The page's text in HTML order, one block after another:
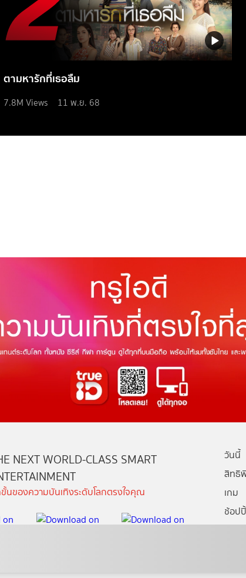
ตามหารักที่เธอลืม
7.8M Views 11 พ.ย. 68
NEXT WORLD-CLASS SMART
นของความบันเทิงระดับโลกตรงใจคุณ
วันนี้
สิทธิ
เกม
ช้อป